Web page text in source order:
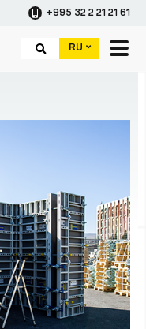
+995 32 2 21 21 61
RU